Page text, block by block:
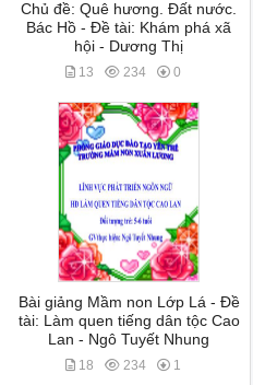
Chủ đề: Quê hương. Đất nước.
Bác Hồ - Đề tài: Khám phá xã
hội - Dương Thị
13 234 0
Bài giảng Mầm non Lớp Lá - Đề
tài: Làm quen tiếng dân tộc Cao
Lan - Ngô Tuyết Nhung
18 234 1